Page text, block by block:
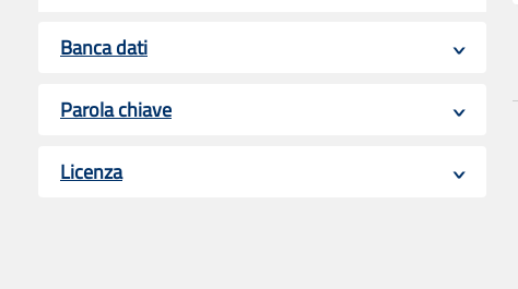
Banca dati
Parola chiave
Licenza